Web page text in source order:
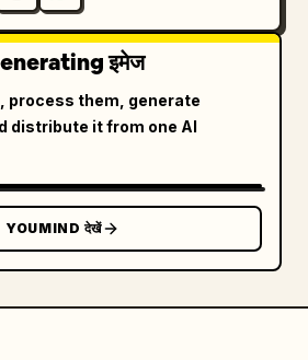
इमेज
process them, generate
distribute it from one AI
YOUMIND देखें